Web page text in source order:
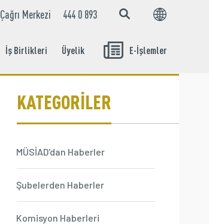
Çağrı Merkezi 444 0 893
İş Birlikleri Üyelik E-İşlemler
Aidat Ödeme
KATEGORİLER
MÜSİAD'dan Haberler
Şubelerden Haberler
Komisyon Haberleri